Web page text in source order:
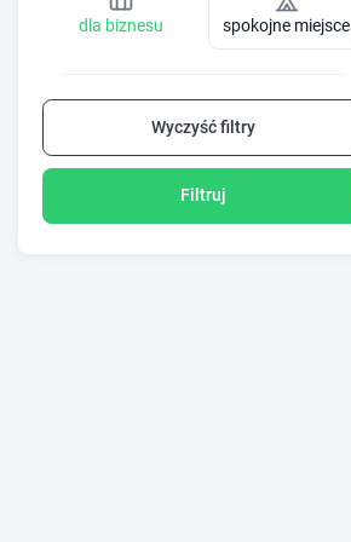
dla biznesu spokojne miejsce
Wyczyść filtry
Filtruj